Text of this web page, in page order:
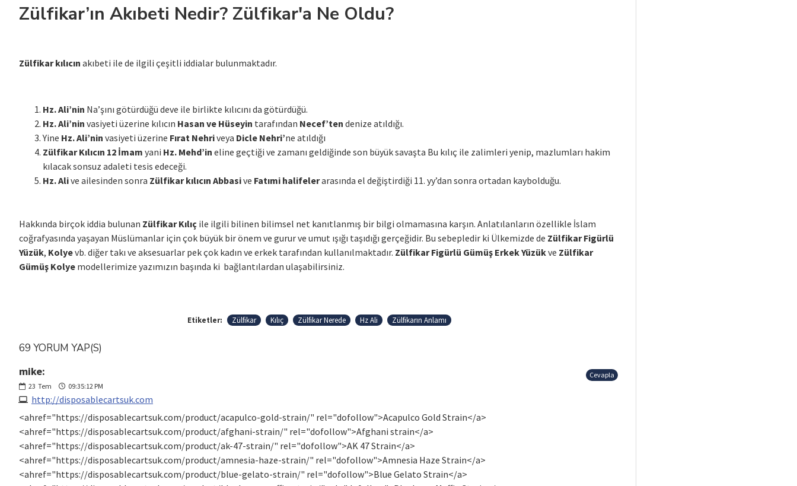
Zülfikar’ın Akıbeti Nedir? Zülfikar'a Ne Oldu?
Zülfikar kılıcın akıbeti ile de ilgili çeşitli iddialar bulunmaktadır.
Hz. Ali’nin Na’şını götürdüğü deve ile birlikte kılıcını da götürdüğü.
Hz. Ali’nin vasiyeti üzerine kılıcın Hasan ve Hüseyin tarafından Necef’ten denize atıldığı.
Yine Hz. Ali’nin vasiyeti üzerine Fırat Nehriveya Dicle Nehri’ne atıldığı
Zülfikar Kılıcın 12 İmam yani Hz. Mehd’in eline geçtiği ve zamanı geldiğinde son büyük savaşta Bu kılıç ile zalimleri yenip, mazlumları hakim
kılacak sonsuz adaleti tesis edeceği.
Hz. Alive ailesinden sonra Zülfikar kılıcın Abbasive Fatımi halifelerarasında el değiştirdiği 11. yy’dan sonra ortadan kaybolduğu.
Hakkında birçok iddia bulunan Zülfikar Kılıç ile ilgili bilinen bilimsel net kanıtlanmış bir bilgi olmamasına karşın. Anlatılanların özellikle İslam
coğrafyasında yaşayan Müslümanlar için çok büyük bir önem ve gurur ve umut ışığı taşıdığı gerçeğidir. Bu sebepledir ki Ülkemizde de Zülfikar Figürlü
Yüzük, Kolyevb. diğer takı ve aksesuarlar pek çok kadın ve erkek tarafından kullanılmaktadır. Zülfikar Figürlü Gümüş Erkek Yüzükve Zülfikar
Gümüş Kolye modellerimize yazımızın başında ki bağlantılardan ulaşabilirsiniz.
Etiketler: Zülfikar Kılıç Zülfikar Nerede Hz Ali Zülfikarın Anlamı
69 YORUM YAP(S)
mike:
23 Tem 09:35:12 PM
http://disposablecartsuk.com
Cevapla
<ahref="https://disposablecartsuk.com/product/acapulco-gold-strain/" rel="dofollow">Acapulco Gold Strain</a>
<ahref="https://disposablecartsuk.com/product/afghani-strain/" rel="dofollow">Afghani strain</a>
<ahref="https://disposablecartsuk.com/product/ak-47-strain/" rel="dofollow">AK 47 Strain</a>
<ahref="https://disposablecartsuk.com/product/amnesia-haze-strain/" rel="dofollow">Amnesia Haze Strain</a>
<ahref="https://disposablecartsuk.com/product/blue-gelato-strain/" rel="dofollow">Blue Gelato Strain</a>